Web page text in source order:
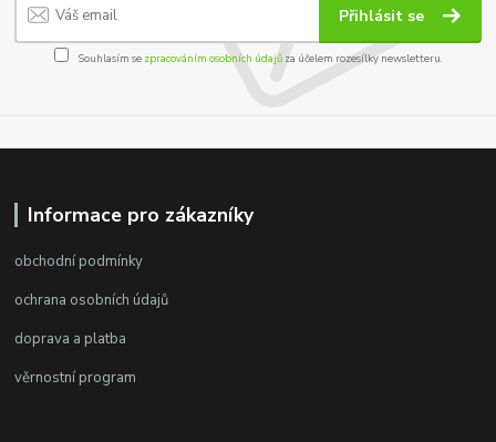
Přihlásit se
Souhlasím se zpracováním osobních údajůza účelem rozesílky newsletteru.
Informace pro zákazníky
obchodní podmínky
ochrana osobních údajů
doprava a platba
věrnostní program